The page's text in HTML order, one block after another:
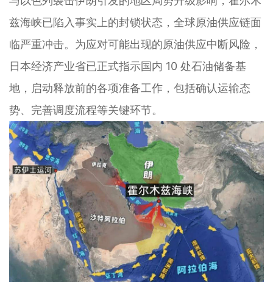
兹海峡已陷入事实上的封锁状态，全球原油供应链面
临严重冲击。为应对可能出现的原油供应中断风险，
日本经济产业省已正式指示国内 10 处石油储备基
地，启动释放前的各项准备工作，包括确认运输态
势、完善调度流程等关键环节。